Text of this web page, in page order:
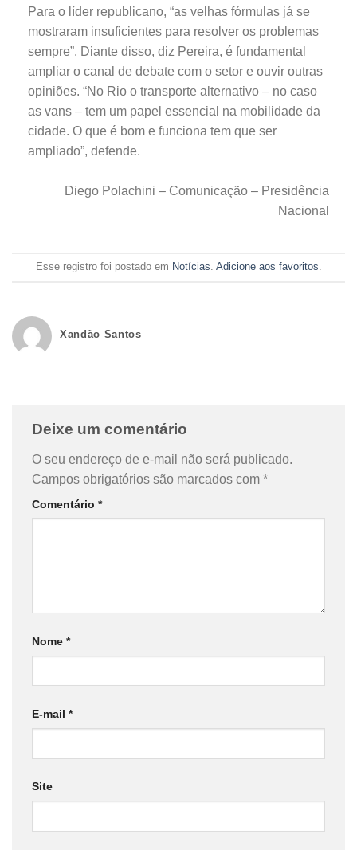
Para o líder republicano, “as velhas fórmulas já se
mostraram insuficientes para resolver os problemas
sempre”. Diante disso, diz Pereira, é fundamental
ampliar o canal de debate com o setor e ouvir outras
opiniões. “No Rio o transporte alternativo – no caso
as vans – tem um papel essencial na mobilidade da
cidade. O que é bom e funciona tem que ser
ampliado”, defende.
Diego Polachini – Comunicação – Presidência
Nacional
Esse registro foi postado em Notícias. Adicione aos favoritos.
Xandão Santos
Deixe um comentário
O seu endereço de e-mail não será publicado.
Campos obrigatórios são marcados com *
Comentário *
Nome *
E-mail *
Site